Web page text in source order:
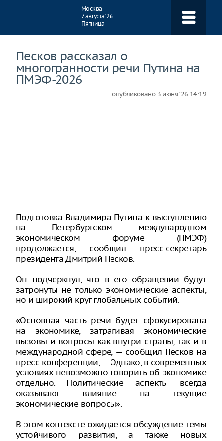
Москва
7 августа ‘26
Пятница
Песков рассказал о
многогранности речи Путина на
ПМЭФ-2026
опубликовано 3 июня ‘26 14:19
Подготовка Владимира Путина к выступлению
на Петербургском международном
экономическом форуме (ПМЭФ)
продолжается, сообщил пресс-секретарь
президента Дмитрий Песков.
Он подчеркнул, что в его обращении будут
затронуты не только экономические аспекты,
но и широкий круг глобальных событий.
«Основная часть речи будет сфокусирована
на экономике, затрагивая экономические
вызовы и вопросы как внутри страны, так и в
международной сфере, — сообщил Песков на
пресс-конференции, — Однако, в современных
условиях невозможно говорить об экономике
отдельно. Политические аспекты всегда
оказывают влияние на текущие
экономические вопросы».
В этом контексте ожидается обсуждение темы
устойчивого развития, а также новых